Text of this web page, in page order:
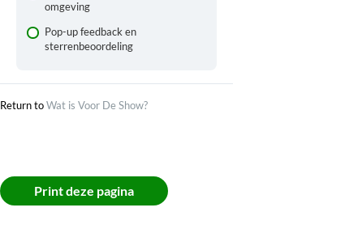
omgeving
Pop-up feedback en
sterrenbeoordeling
Return toWat is Voor De Show?
Print deze pagina